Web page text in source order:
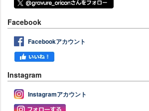
Facebook
Facebookアカウント
Instagram
Instagramアカウント